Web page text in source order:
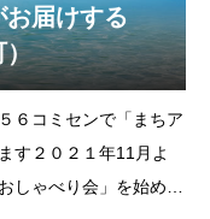
お届けする
）
コミセンで「まちア
す２０２１年11月よ
しゃべり会」を始めて